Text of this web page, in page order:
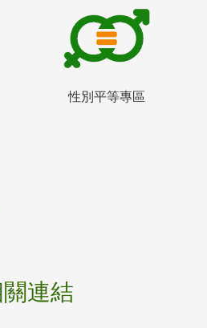
性別平等專區
連結